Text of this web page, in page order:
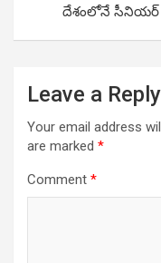
దేశంలోనే
Leave a Reply
Your email address
are marked *
Comment *